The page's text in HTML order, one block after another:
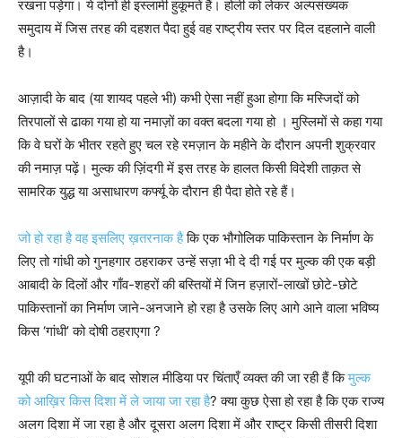
रखना पड़ेगा। ये दोनों ही इस्लामी हुकूमतें हैं। होली को लेकर अल्पसंख्यक
समुदाय में जिस तरह की दहशत पैदा हुई वह राष्ट्रीय स्तर पर दिल दहलाने वाली
है।
आज़ादी के बाद (या शायद पहले भी) कभी ऐसा नहीं हुआ होगा कि मस्जिदों को
तिरपालों से ढाका गया हो या नमाज़ों का वक्त बदला गया हो । मुस्लिमों से कहा गया
कि वे घरों के भीतर रहते हुए चल रहे रमज़ान के महीने के दौरान अपनी शुक्रवार
की नमाज़ पढ़ें। मुल्क की ज़िंदगी में इस तरह के हालत किसी विदेशी ताक़त से
सामरिक युद्ध या असाधारण कर्फ्यू के दौरान ही पैदा होते रहे हैं।
जो हो रहा है वह इसलिए ख़तरनाक हैकि एक भौगोलिक पाकिस्तान के निर्माण के
लिए तो गांधी को गुनहगार ठहराकर उन्हें सज़ा भी दे दी गई पर मुल्क की एक बड़ी
आबादी के दिलों और गाँव-शहरों की बस्तियों में जिन हज़ारों-लाखों छोटे-छोटे
पाकिस्तानों का निर्माण जाने-अनजाने हो रहा है उसके लिए आगे आने वाला भविष्य
किस ‘गांधी’ को दोषी ठहराएगा ?
यूपी की घटनाओं के बाद सोशल मीडिया पर चिंताएँ व्यक्त की जा रही हैं किमुल्क
को आख़िर किस दिशा में ले जाया जा रहा है? क्या कुछ ऐसा हो रहा है कि एक राज्य
अलग दिशा में जा रहा है और दूसरा अलग दिशा में और राष्ट्र किसी तीसरी दिशा